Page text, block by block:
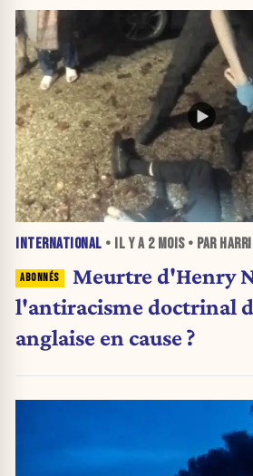
INTERNATIONAL • IL Y A 2 MOIS• PAR
Meurtre d'Henry
l'antiracisme doctrinal
anglaise en cause ?